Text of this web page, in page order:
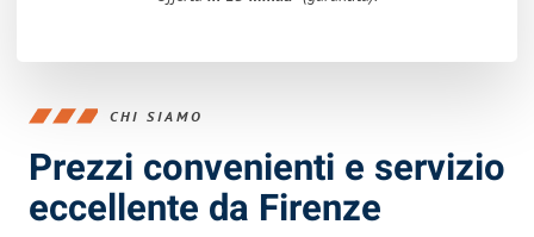
CHI SIAMO
Prezzi convenienti e servizio
eccellente da Firenze